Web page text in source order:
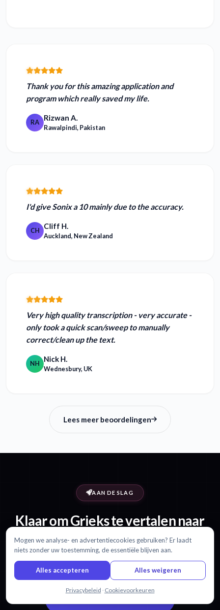
Thank you for this amazing application and
program which reallysaved my life.
RA Rizwan A.
Rawalpindi, Pakistan
I'd give Sonix a 10 mainly due to theaccuracy.
CH Cliff H.
Auckland, New Zealand
Very high quality transcription - very accurate-
only took a quick scan/sweep to manually
correct/clean up the text.
NH Nick H.
Wednesbury, UK
Lees meer beoordelingen
AAN DE SLAG
Klaar om Grieks te vertalen naar
Deens?
Begin met 30 minuten gratis. Geen creditcard vereist.
Mogen we analyse- en advertentiecookies gebruiken? Er laadt
niets zonder uw toestemming, de essentiële blijven aan.
Alles accepteren Alles weigeren
Privacybeleid · Cookievoorkeuren